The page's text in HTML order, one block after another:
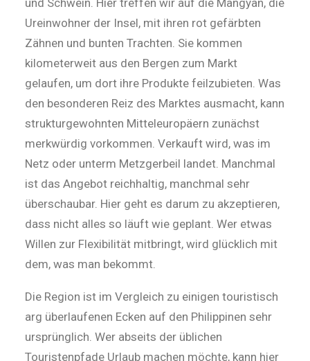
und Schwein. Hier treffen wir auf die Mangyan, die
Ureinwohner der Insel, mit ihren rot gefärbten
Zähnen und bunten Trachten. Sie kommen
kilometerweit aus den Bergen zum Markt
gelaufen, um dort ihre Produkte feilzubieten. Was
den besonderen Reiz des Marktes ausmacht, kann
strukturgewohnten Mitteleuropäern zunächst
merkwürdig vorkommen. Verkauft wird, was im
Netz oder unterm Metzgerbeil landet. Manchmal
ist das Angebot reichhaltig, manchmal sehr
überschaubar. Hier geht es darum zu akzeptieren,
dass nicht alles so läuft wie geplant. Wer etwas
Willen zur Flexibilität mitbringt, wird glücklich mit
dem, was man bekommt.
Die Region ist im Vergleich zu einigen touristisch
arg überlaufenen Ecken auf den Philippinen sehr
ursprünglich. Wer abseits der üblichen
Touristenpfade Urlaub machen möchte, kann hier